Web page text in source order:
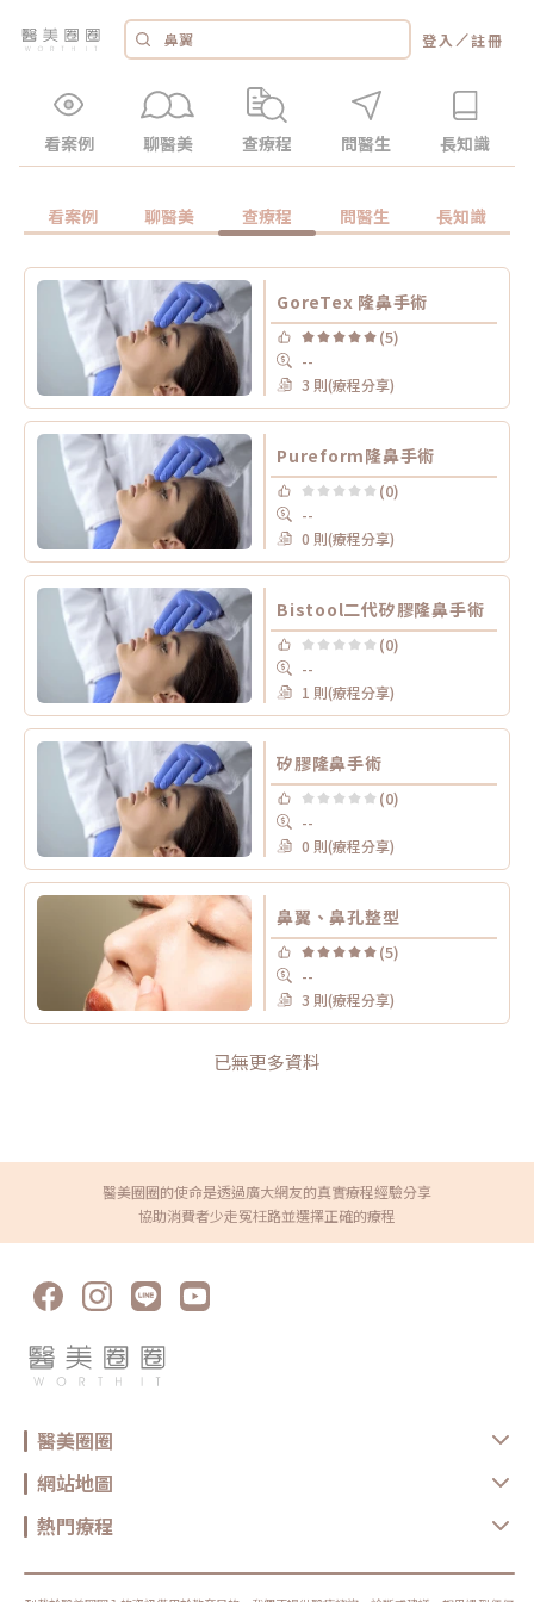
登入 ／註冊
看案例 聊醫美 查療程 問醫生 長知識
看案例 聊醫美 查療程 問醫生 長知識
GoreTex 隆鼻手術
(5)
--
3 則(療程分享)
Pureform隆鼻手術
(0)
--
0 則(療程分享)
Bistool二代矽膠隆鼻手術
(0)
--
1 則(療程分享)
矽膠隆鼻手術
(0)
--
0 則(療程分享)
鼻翼、鼻孔整型
(5)
--
3 則(療程分享)
已無更多資料
醫美圈圈的使命是透過廣大網友的真實療程經驗分享
協助消費者少走冤枉路並選擇正確的療程
醫美圈圈
網站地圖
熱門療程